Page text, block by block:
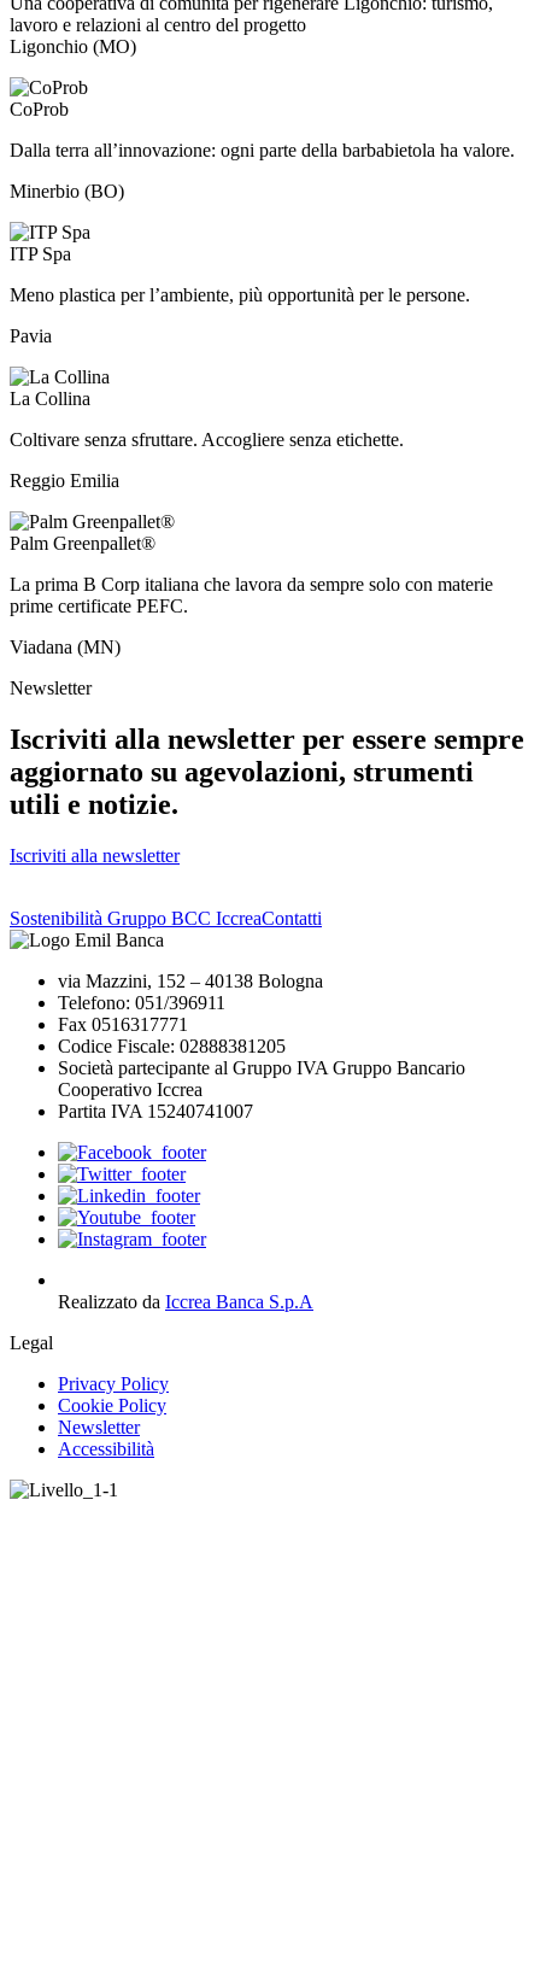
lavoro e relazioni al centro del progetto
Ligonchio (MO)
CoProb
Dalla terra all’innovazione: ogni parte della barbabietola ha valore.
Minerbio (BO)
ITP Spa
Meno plastica per l’ambiente, più opportunità per le persone.
Pavia
La Collina
Coltivare senza sfruttare. Accogliere senza etichette.
Reggio Emilia
Palm Greenpallet®
La prima B Corp italiana che lavora da sempre solo con materie
prime certificate PEFC.
Viadana (MN)
Newsletter
Iscriviti alla newsletter per essere sempre
aggiornato su agevolazioni, strumenti
utili e notizie.
Iscriviti alla newsletter
Sostenibilità Gruppo BCC IccreaContatti
via Mazzini, 152 – 40138 Bologna
Telefono: 051/396911
Fax 0516317771
Codice Fiscale: 02888381205
Società partecipante al Gruppo IVA Gruppo Bancario
Cooperativo Iccrea
Partita IVA 15240741007
Realizzato da Iccrea Banca S.p.A
Legal
Privacy Policy
Cookie Policy
Newsletter
Accessibilità